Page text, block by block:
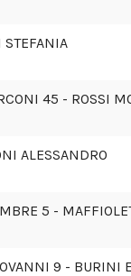
45 - ROSSI
ALESSANDRO
5 -
9 - BURINI